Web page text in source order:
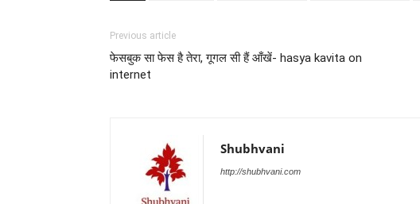
Previous article
फेसबुक सा फेस है तेरा, गूगल सी हैं आँखें- hasya kavita on
internet
Shubhvani
http://shubhvani.com